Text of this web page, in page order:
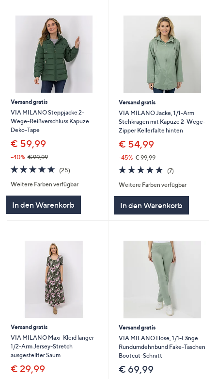
Versand gratis
VIA MILANO Steppjacke 2-
Wege-Reißverschluss Kapuze
Deko-Tape
€ 59,99
-40% € 99,99
4.8
von
5
(25)25
Weitere Farben verfügbar
In den Warenkorb
Versand gratis
VIA MILANO Jacke, 1/1-Arm
Stehkragen mit Kapuze 2-Wege-
Zipper Kellerfalte hinten
€ 54,99
-45% € 99,99
4.7
von
5
(7)7
Weitere Farben verfügbar
In den Warenkorb
Versand gratis
VIA MILANO Maxi-Kleid langer
1/2-Arm Jersey-Stretch
ausgestellter Saum
€ 29,99
Versand gratis
VIA MILANO Hose, 1/1-Länge
Rundumdehnbund Fake-Taschen
Bootcut-Schnitt
€ 69,99